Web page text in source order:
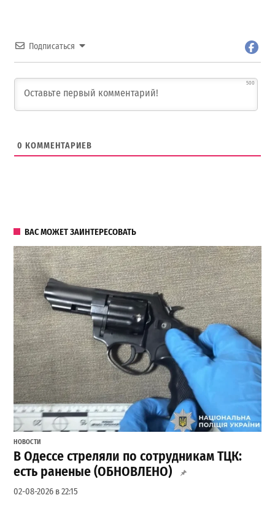
Подписаться
500
0 КОММЕНТАРИЕВ
ВАС МОЖЕТ ЗАИНТЕРЕСОВАТЬ
НОВОСТИ
В Одессе стреляли по сотрудникам ТЦК:
есть раненые (ОБНОВЛЕНО)
02-08-2026 в 22:15